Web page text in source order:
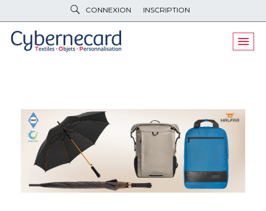
CONNEXION INSCRIPTION
VÊTEMENTSDE TRAVAIL
OBJETS& HIGH-TECH
PELUCHES & GOODIES
LINGE DE MAISON
NOUVEAUTÉS